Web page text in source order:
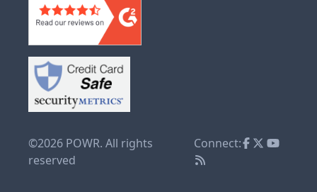
©2026 POWR. All rights
reserved
Connect: